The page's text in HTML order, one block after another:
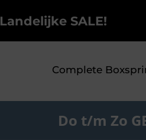
Landelijke SALE!
Complete
Do t/m Zo